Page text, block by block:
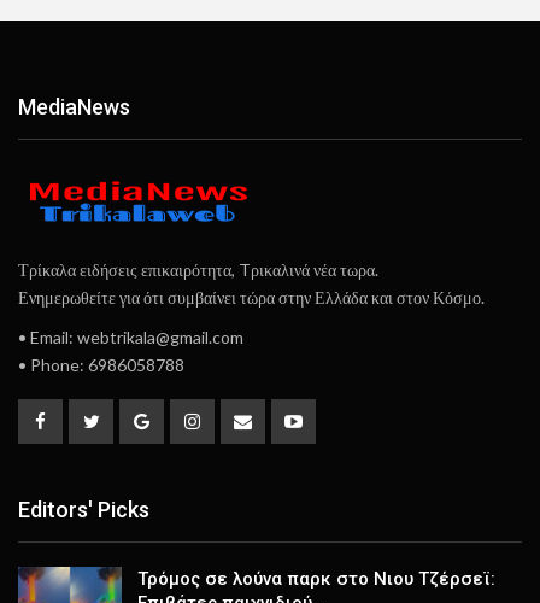
ΜediaΝews
Τρίκαλα ειδήσεις επικαιρότητα, Tρικαλινά νέα τωρα.
Ενημερωθείτε για ότι συμβαίνει τώρα στην Ελλάδα και στον Κόσμο.
• Email: webtrikala@gmail.com
• Phone: 6986058788
Editors' Picks
Τρόμος σε λούνα παρκ στο Νιου Τζέρσεϊ: